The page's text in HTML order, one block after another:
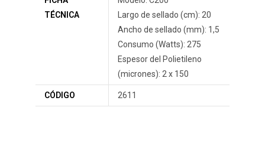
TÉCNICA
Largo de sellado (cm): 20
Ancho de sellado (mm): 1,5
Consumo (Watts): 275
Espesor del Polietileno
(micrones): 2 x 150
CÓDIGO 2611